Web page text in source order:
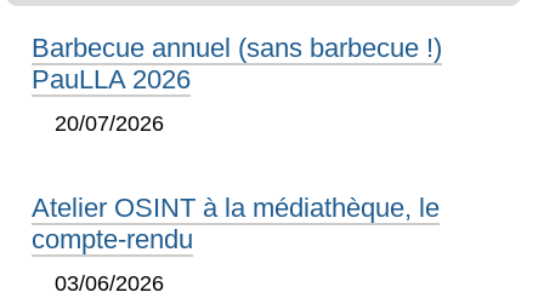
Barbecue annuel (sans barbecue !)
PauLLA 2026
20/07/2026
Atelier OSINT à la médiathèque, le
compte-rendu
03/06/2026